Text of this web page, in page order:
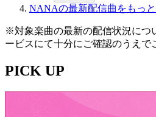
NANAの最新配信曲をもっ
※対象楽曲の最新の配信状況につ
ービスにて十分にご確認のうえで
PICK UP